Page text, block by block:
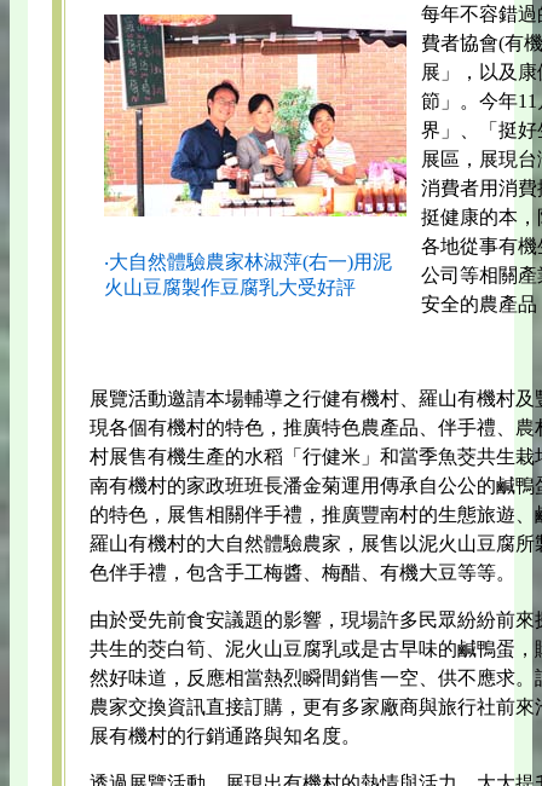
‧大自然體驗農家林淑萍(右一)用泥
火山豆腐製作豆腐乳大受好評
每年不容錯
費者協會(有
展」，以及
節」。今年
界」、「挺
展區，展現
消費者用消
挺健康的本
各地從事有
公司等相關
安全的農產
展覽活動邀請本場輔導之行健有機村、羅山有機村
現各個有機村的特色，推廣特色農產品、伴手禮、
村展售有機生產的水稻「行健米」和當季魚茭共生
南有機村的家政班班長潘金菊運用傳承自公公的鹹
的特色，展售相關伴手禮，推廣豐南村的生態旅遊
羅山有機村的大自然體驗農家，展售以泥火山豆腐
色伴手禮，包含手工梅醬、梅醋、有機大豆等等。
由於受先前食安議題的影響，現場許多民眾紛紛前
共生的茭白筍、泥火山豆腐乳或是古早味的鹹鴨蛋
然好味道，反應相當熱烈瞬間銷售一空、供不應求
農家交換資訊直接訂購，更有多家廠商與旅行社前
展有機村的行銷通路與知名度。